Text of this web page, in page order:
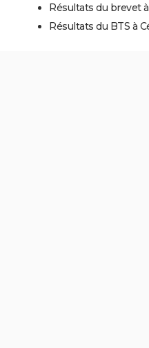
Résultats du brevet
Résultats du BTS à